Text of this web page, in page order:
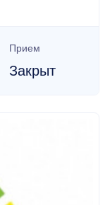
Прием
Закрыт